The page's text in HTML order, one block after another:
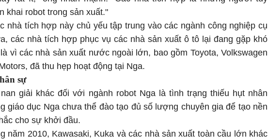
khai robot trong sản xuất."
nhà tích hợp này chủ yếu tập trung vào các ngành công nghiệp cụ
các nhà tích hợp phục vụ các nhà sản xuất ô tô lại đang gặp khó
vì các nhà sản xuất nước ngoài lớn, bao gồm Toyota, Volkswagen
đã thu hẹp hoạt động tại Nga.
sự
giải khác đối với ngành robot Nga là tình trạng thiếu hụt nhân
giáo dục Nga chưa thể đào tạo đủ số lượng chuyên gia để tạo nền
cho sự khởi đầu.
năm 2010, Kawasaki, Kuka và các nhà sản xuất toàn cầu lớn khác